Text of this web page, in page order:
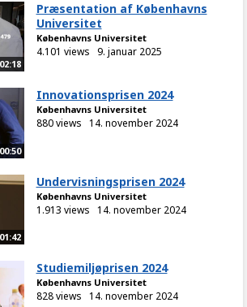
02:18
Præsentation af Københavns
Universitet
Københavns Universitet
4.101 views 9. januar 2025
00:50
Innovationsprisen 2024
Københavns Universitet
880 views 14. november 2024
01:42
Undervisningsprisen 2024
Københavns Universitet
1.913 views 14. november 2024
Studiemiljøprisen 2024
Københavns Universitet
828 views 14. november 2024